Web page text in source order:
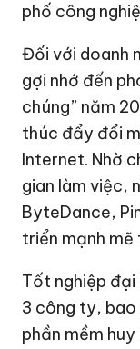
phố công
Đối với doanh
gợi nhớ đến
chúng” năm
thúc đẩy đổi
Internet. Nhờ
gian làm việc,
ByteDance,
triển mạnh
Tốt nghiệp đại
3 công ty, bao
phần mềm